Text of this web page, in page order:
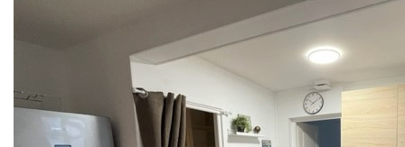
N'hésitez pas à nous contacter au 01.30.40.04.46.
Nos honoraires Nous contacter
Diagnostics énergétiques